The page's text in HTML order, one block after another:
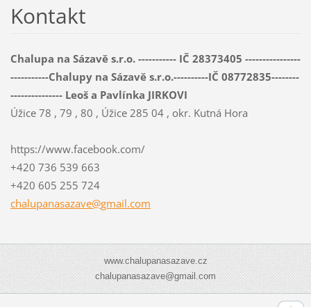
Kontakt
Chalupa na Sázavě s.r.o. ----------- IČ 28373405 ----------------
-----------Chalupy na Sázavě s.r.o.----------IČ 08772835--------
--------------- Leoš a Pavlínka JIRKOVI
Úžice 78 , 79 , 80 , Úžice 285 04 , okr. Kutná Hora
https://www.facebook.com/
+420 736 539 663
+420 605 255 724
chalupanasazave@gmail.com
www.chalupanasazave.cz
chalupanasazave@gmail.com